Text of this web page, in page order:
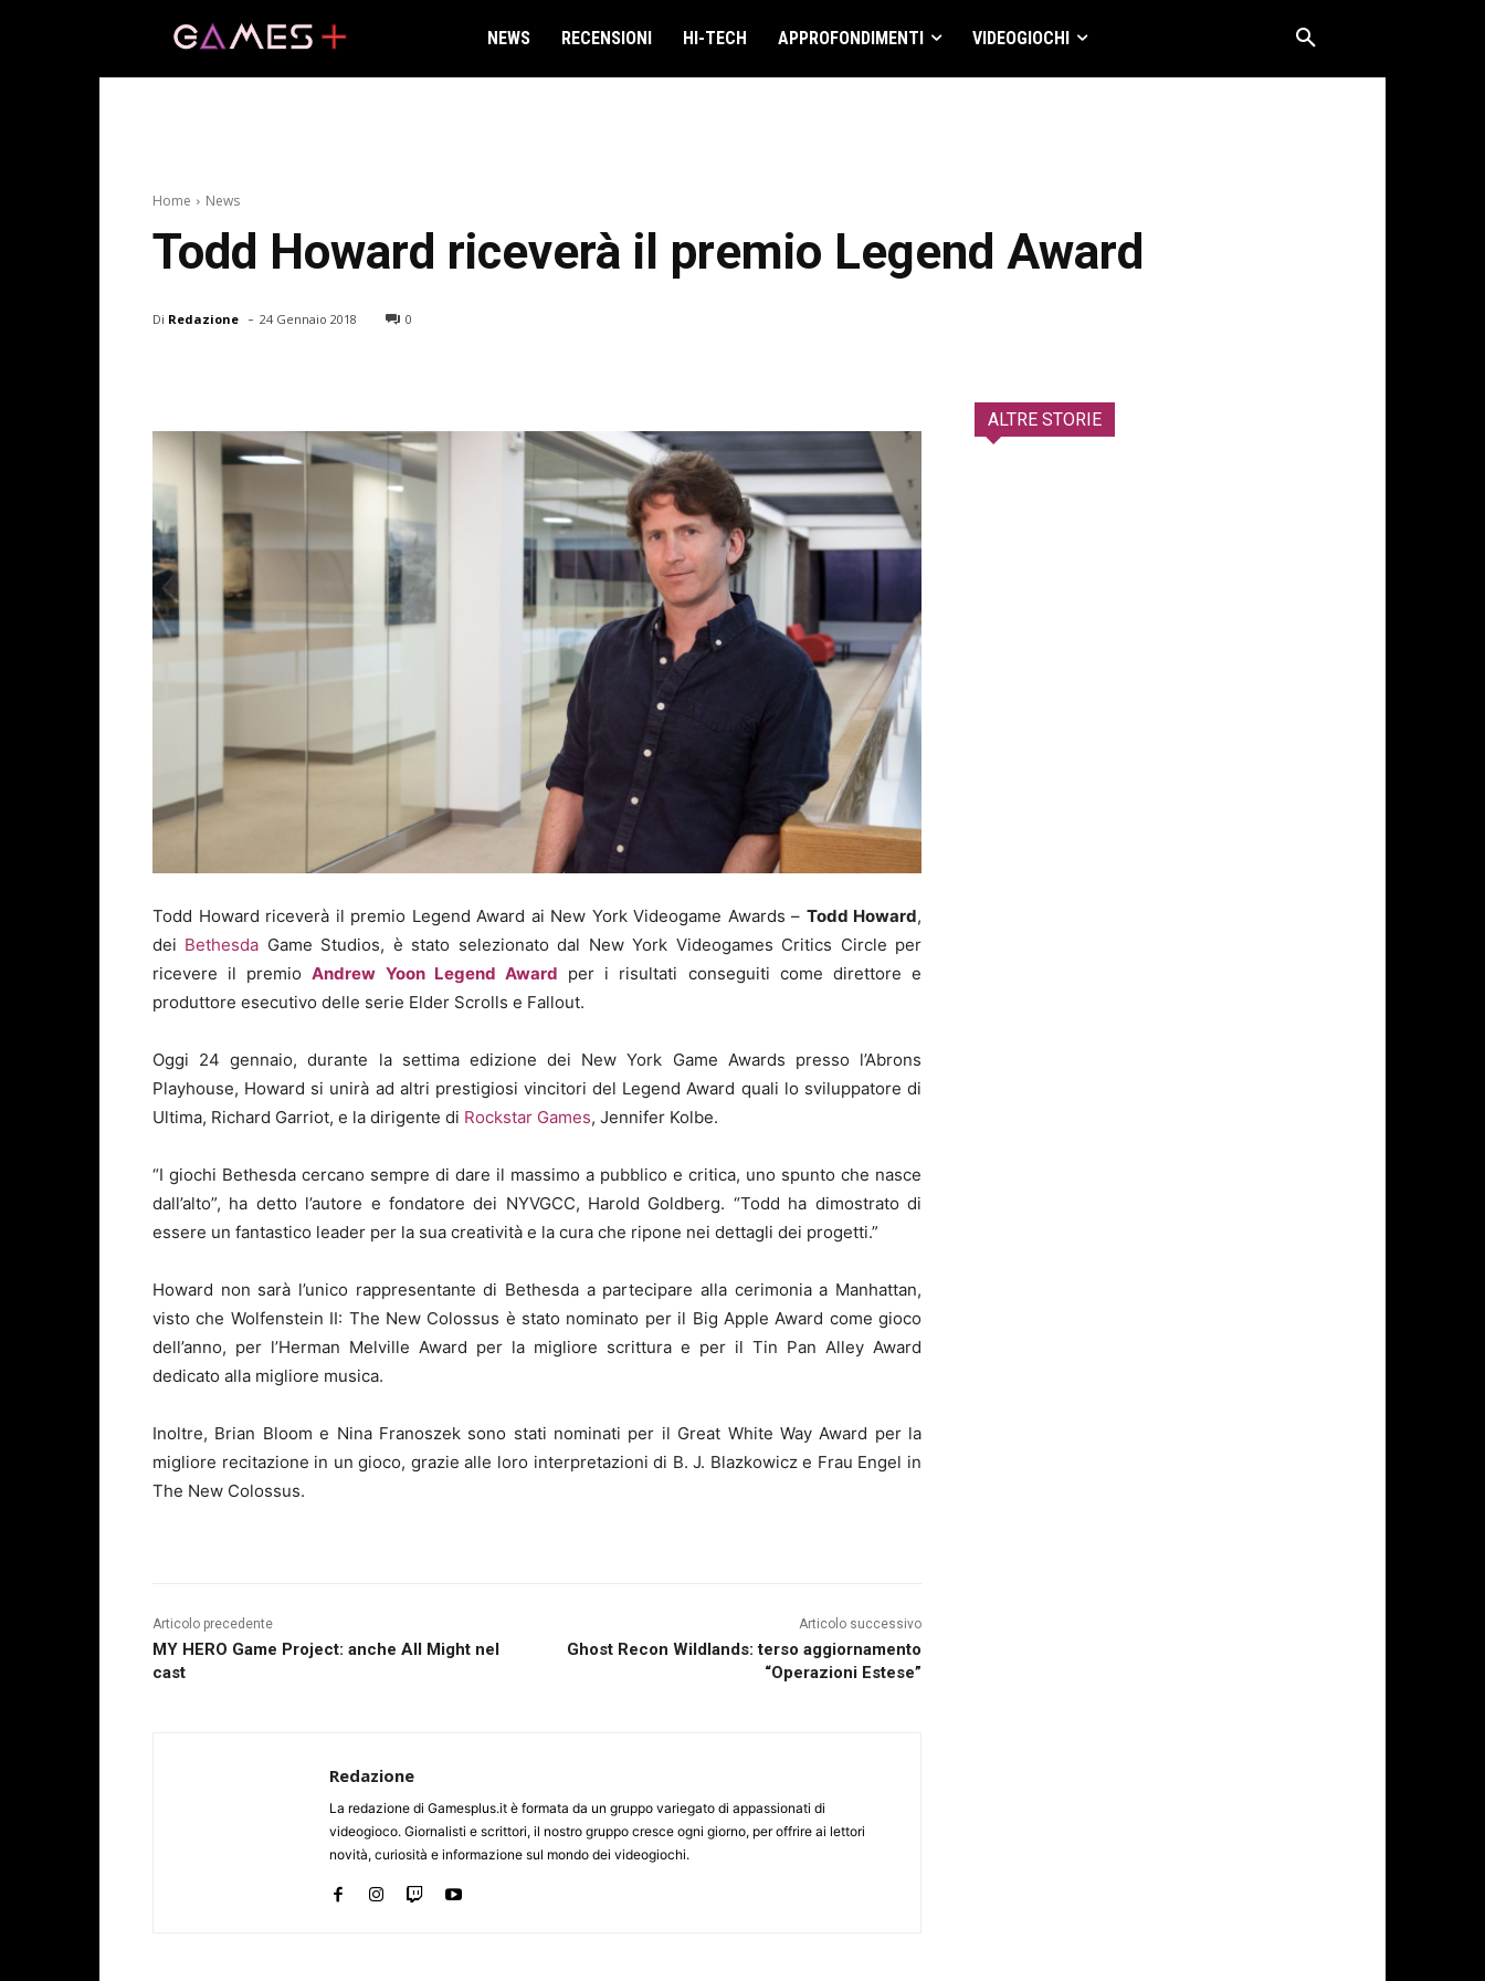
NEWS RECENSIONI HI-TECH APPROFONDIMENTI VIDEOGIOCHI
Home News
Todd Howard riceverà il premio Legend Award
Di Redazione - 24 Gennaio 2018 0
Todd Howard riceverà il premio Legend Award ai New York Videogame Awards – Todd Howard,
dei Bethesda Game Studios, è stato selezionato dal New York Videogames Critics Circle per
ricevere il premioAndrew Yoon Legend Award per i risultati conseguiti come direttore e
produttore esecutivo delle serie Elder Scrolls e Fallout.
Oggi 24 gennaio, durante la settima edizione dei New York Game Awards presso l’Abrons
Playhouse, Howard si unirà ad altri prestigiosi vincitori del Legend Award quali lo sviluppatore di
Ultima, Richard Garriot, e la dirigente di Rockstar Games, Jennifer Kolbe.
“I giochi Bethesda cercano sempre di dare il massimo a pubblico e critica, uno spunto che nasce
dall’alto”, ha detto l’autore e fondatore dei NYVGCC, Harold Goldberg. “Todd ha dimostrato di
essere un fantastico leader per la sua creatività e la cura che ripone nei dettagli dei progetti.”
Howard non sarà l’unico rappresentante di Bethesda a partecipare alla cerimonia a Manhattan,
visto che Wolfenstein II: The New Colossus è stato nominato per il Big Apple Award come gioco
dell’anno, per l’Herman Melville Award per la migliore scrittura e per il Tin Pan Alley Award
dedicato alla migliore musica.
Inoltre, Brian Bloom e Nina Franoszek sono stati nominati per il Great White Way Award per la
migliore recitazione in un gioco, grazie alle loro interpretazioni di B. J. Blazkowicz e Frau Engel in
The New Colossus.
Articolo precedente
MY HERO Game Project: anche All Might nel
cast
Articolo successivo
Ghost Recon Wildlands: terso aggiornamento
“Operazioni Estese”
Redazione
La redazione di Gamesplus.it è formata da un gruppo variegato di appassionati di
videogioco. Giornalisti e scrittori, il nostro gruppo cresce ogni giorno, per offrire ai lettori
novità, curiosità e informazione sul mondo dei videogiochi.
ALTRE STORIE